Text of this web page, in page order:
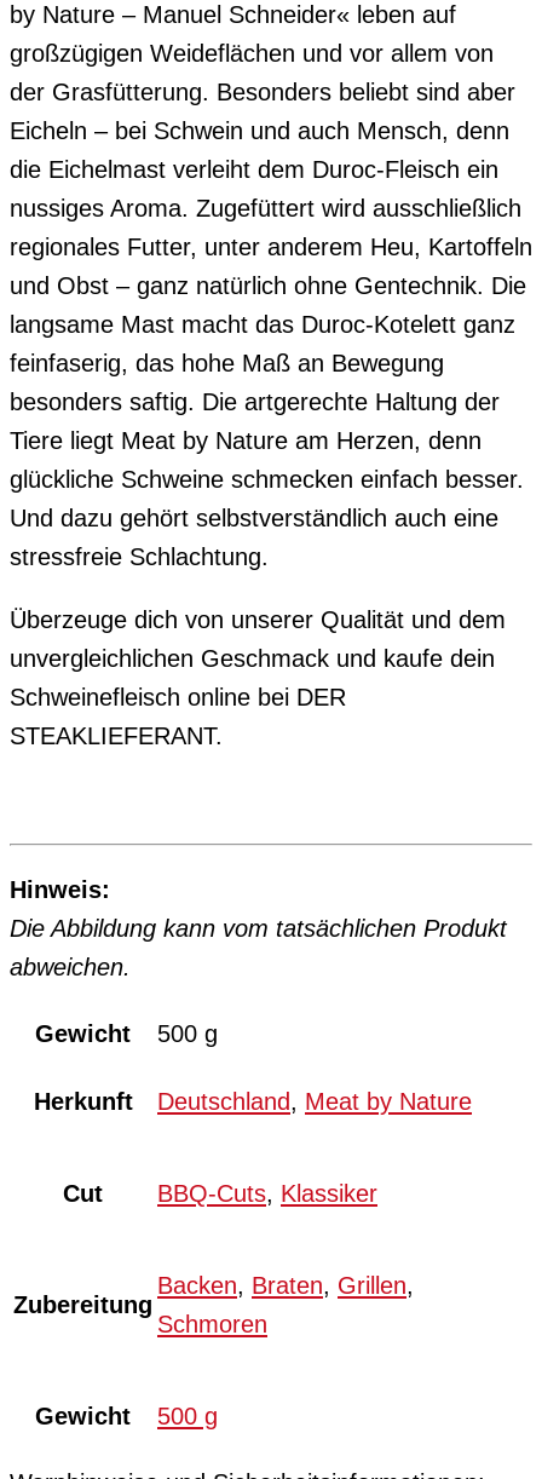
by Nature – Manuel Schneider« leben auf
großzügigen Weideflächen und vor allem von
der Grasfütterung. Besonders beliebt sind aber
Eicheln – bei Schwein und auch Mensch, denn
die Eichelmast verleiht dem Duroc-Fleisch ein
nussiges Aroma. Zugefüttert wird ausschließlich
regionales Futter, unter anderem Heu, Kartoffeln
und Obst – ganz natürlich ohne Gentechnik. Die
langsame Mast macht das Duroc-Kotelett ganz
feinfaserig, das hohe Maß an Bewegung
besonders saftig. Die artgerechte Haltung der
Tiere liegt Meat by Nature am Herzen, denn
glückliche Schweine schmecken einfach besser.
Und dazu gehört selbstverständlich auch eine
stressfreie Schlachtung.
Überzeuge dich von unserer Qualität und dem
unvergleichlichen Geschmack und kaufe dein
Schweinefleisch online bei DER
STEAKLIEFERANT.
Hinweis:
Die Abbildung kann vom tatsächlichen Produkt
abweichen.
Gewicht 500 g
Herkunft Deutschland, Meat by Nature
Cut BBQ-Cuts, Klassiker
Zubereitung
Backen, Braten, Grillen,
Schmoren
Gewicht 500 g